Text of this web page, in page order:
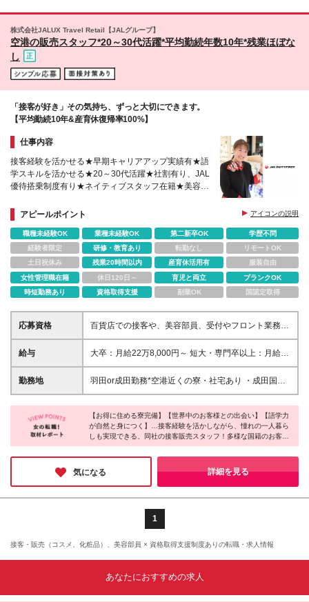
株式会社JALUX Travel Retail【JALグループ】
空港の販売スタッフ*20～30代活躍*平均勤続年数10年*残業ほぼな
し
「接客が好き」その気持ち、ずっと大切にできます。
【平均勤続10年&産育休復帰率100%】
仕事内容
接客経験を活かせる★早期キャリアアップ実績有★語
学スキルを活かせる★20～30代活躍★社割有り、JAL
優待搭乗制度有り★ネイティブスタッフ在籍★美容院
ありアピールポイント アイコンの説明
職種未経験OK 業種未経験OK 第二新卒OK
学歴不問
経験者限定
研修・教育あり 転勤なし
リモートOK
土日祝休み
残業20時間以内 産育休活用有
服装自由
女性管理職在籍
休日120日～ 育児と両立
ブランクOK
時短勤務あり
資格取得支援 副業OK 国認定取得
応募資格
百貨店での接客や、美容部員、受付やフロント業務経
験をお持ちの方は大歓迎！ これから語学を学んでい
きたい方もお待ちしています♪（接客未経験の方もご
ッタリ★】 ・語学スキルを活かして接客をしたい方
・海外の人とのコミュニケーションを楽しみたい方
多数活躍中！】 「ワークライフバランスを大切にし
ながら、この先も長く空港で働き続けたい」と当社に
転職したスタッフも少なくありません。お客様一人ひ
とりに向き合って提案をする、接客の時間を楽しんで
通過のポイントを選考プロセス欄に記載しておりま
す！ ぜひご覧ください(^^♪
給与
大卒：月給22万8,000円～ 短大・専門卒以上：月給22
万2,000円～ ※一律交代勤務手当 月額固定支給分
10,000円含む ※月給は経験・スキルを考慮し、当社
場合1回500円追加支給 ┗月額平均支給実績5,000円
※残業代は全額支給 ※交通費全額支給 ※試用期間中(3
ヶ月間)の給与・待遇に変更はございません。 〈年収
動あり） ※上記は賞与を満額支給した場合の想定年収
です。 ※初年度は入社時期により賞与支給額が異なる
ため、上記年収例を下回る場合があります
勤務地
羽田or成田勤務*空港近くの寮・社宅あり ・成田国際
空港 第2ターミナル：千葉県成田市古込1−1 ・羽田空
港 第3ターミナル：東京都大田区羽田空港2-6-5 （変
更の範囲）上記を除く当社関連勤務地
【お得に住める寮完備】【世界中のお客様との出会い】【語学力
が自然と身につく】…接客経験を活かしながら、憧れの一人暮ら
しも実現できる、同社の接客販売スタッフ！多様な国籍のお客様
をおもてなしする楽しさを味わえるのは、空港という特別な場所
ならではだと感じました♪海外の人との会話を楽しんだり、接客
スキルを高めたいという方にはピッタリの環境ではないでしょう
か！
気になる 詳細を見る
1
接客・販売（コスメ、化粧品）、美容部員 × 資格取得支援制度ありの転職・求人情報
あなたにおすすめの求人